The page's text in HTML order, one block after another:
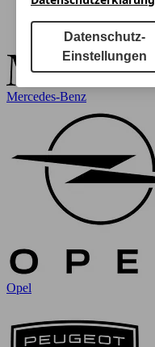
Mercedes-Benz
Opel
Datenschutz-
Einstellungen